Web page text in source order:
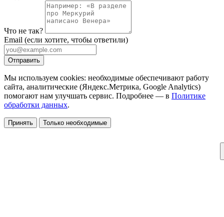
Что не так?
Email (если хотите, чтобы ответили)
Отправить
Мы используем cookies: необходимые обеспечивают работу
сайта, аналитические (Яндекс.Метрика, Google Analytics)
помогают нам улучшать сервис. Подробнее — в Политике
обработки данных.
Принять Только необходимые